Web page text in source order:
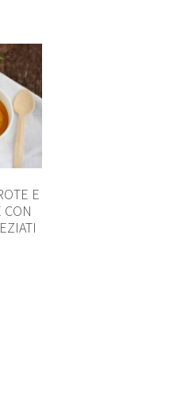
E
CON